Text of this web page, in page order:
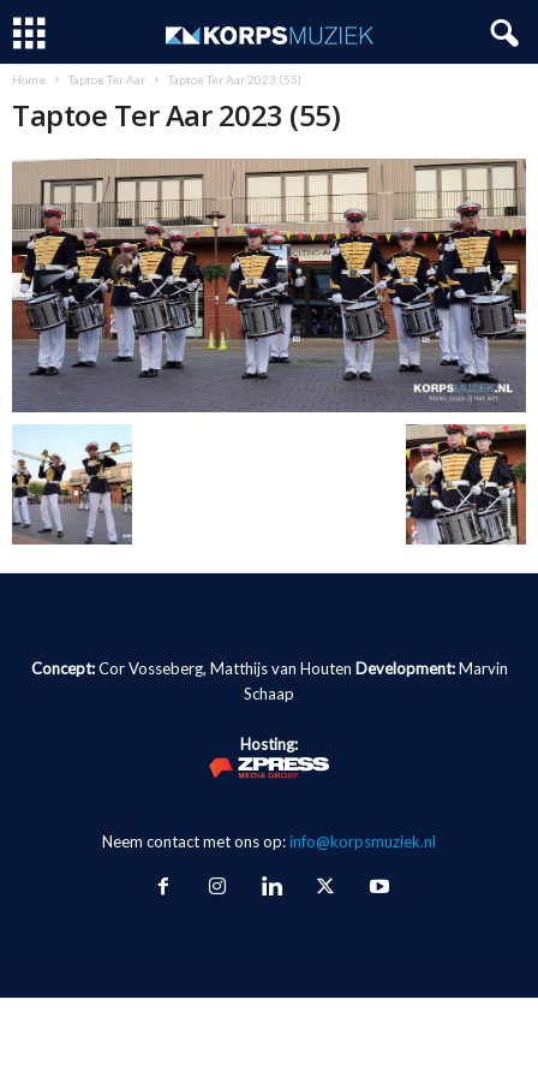
Home Taptoe Ter Aar Taptoe Ter Aar 2023 (55)
Taptoe Ter Aar 2023 (55)
Concept:Cor Vosseberg, Matthijs van Houten Development: Marvin
Schaap
Hosting:
Neem contact met ons op:info@korpsmuziek.nl